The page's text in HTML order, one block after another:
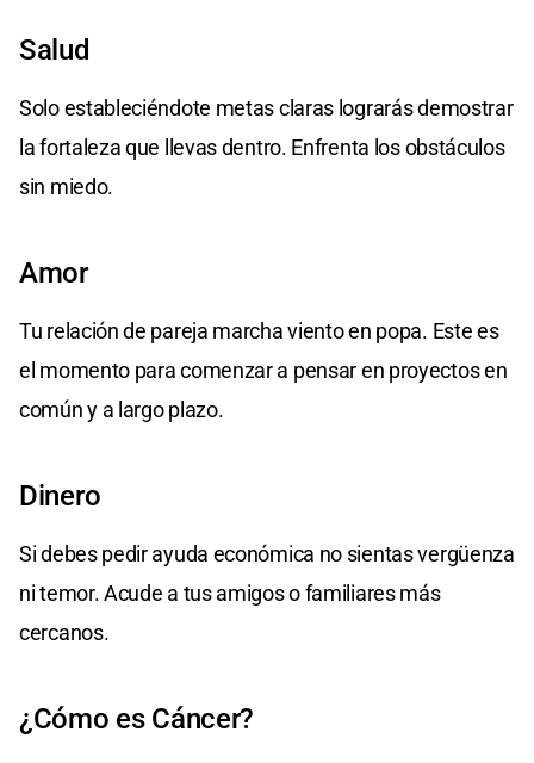
Salud
Solo estableciéndote metas claras lograrás demostrar
la fortaleza que llevas dentro. Enfrenta los obstáculos
sin miedo.
Amor
Tu relación de pareja marcha viento en popa. Este es
el momento para comenzar a pensar en proyectos en
común y a largo plazo.
Dinero
Si debes pedir ayuda económica no sientas vergüenza
ni temor. Acude a tus amigos o familiares más
cercanos.
¿Cómo es Cáncer?